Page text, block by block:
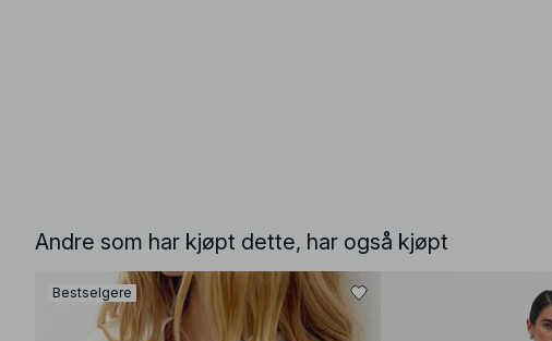
Andre som har kjøpt dette, har også kjøpt
Bestselgere